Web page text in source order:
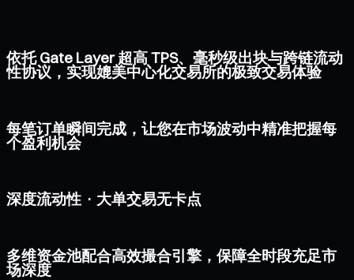
依托 Gate Layer 超高 TPS、毫秒级出块与跨链流动
性协议，实现媲美中心化交易所的极致交易体验
每笔订单瞬间完成，让您在市场波动中精准把握每
个盈利机会
深度流动性 · 大单交易无卡点
多维资金池配合高效撮合引擎，保障全时段充足市
场深度